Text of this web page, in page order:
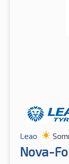
Leao
Nova-